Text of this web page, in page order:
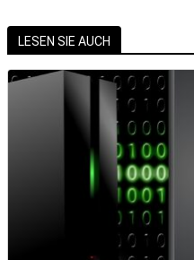
LESEN SIE AUCH